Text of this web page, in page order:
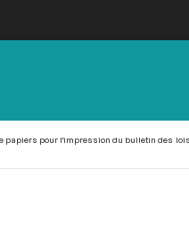
pour l'impression du bulletin des